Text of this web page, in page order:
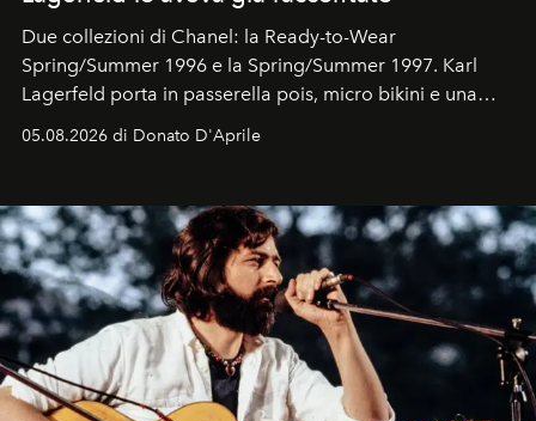
Due collezioni di Chanel: la Ready-to-Wear
Spring/Summer 1996 e la Spring/Summer 1997. Karl
Lagerfeld porta in passerella pois, micro bikini e una
logomania pensata per la spiaggia
Kate, Claudia e Carla una dietro l'altra. Trent'anni dopo,
uno dei documenti più contemporanei che abbiamo.
05.08.2026 di Donato D'Aprile